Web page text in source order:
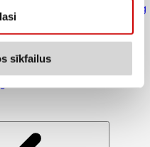
sīkfailus
krējums VALMIERA 20% 450g